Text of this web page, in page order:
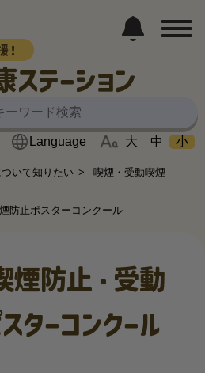
！
テーション
大 中 小
いて知りたい
喫煙・受動喫煙
防止ポスターコンクール
防止・受動
ーコンクール